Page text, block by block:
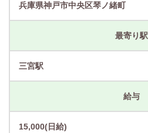
兵庫県神戸市中央区琴ノ緒町
最寄り駅
三宮駅
給与
15,000(日給)